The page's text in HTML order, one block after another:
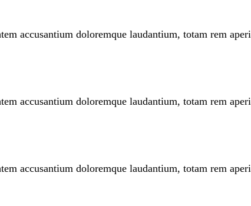
accusantium doloremque laudantium, totam rem
accusantium doloremque laudantium, totam rem
accusantium doloremque laudantium, totam rem